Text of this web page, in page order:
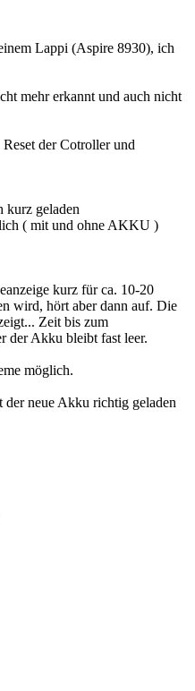
Lappi (Aspire 8930), ich
mehr erkannt und auch nicht
der Cotroller und
geladen
( mit und ohne AKKU )
kurz für ca. 10-20
wird, hört aber dann auf. Die
Zeit bis zum
der Akku bleibt fast leer.
möglich.
der neue Akku richtig geladen